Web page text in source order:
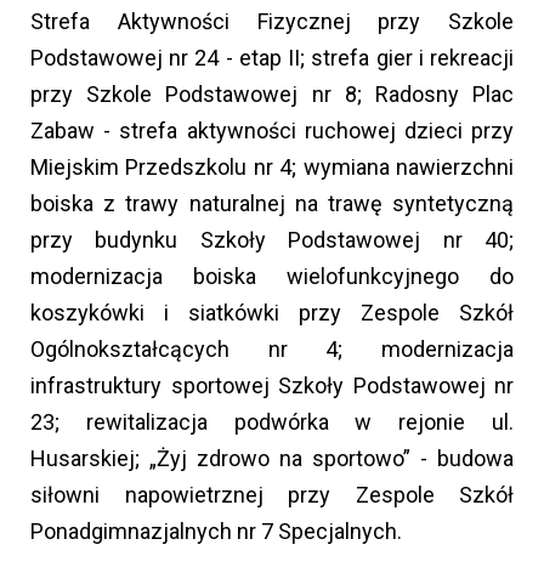
Strefa Aktywności Fizycznej przy Szkole
Podstawowej nr 24 - etap II; strefa gier i rekreacji
przy Szkole Podstawowej nr 8; Radosny Plac
Zabaw - strefa aktywności ruchowej dzieci przy
Miejskim Przedszkolu nr 4; wymiana nawierzchni
boiska z trawy naturalnej na trawę syntetyczną
przy budynku Szkoły Podstawowej nr 40;
modernizacja boiska wielofunkcyjnego do
koszykówki i siatkówki przy Zespole Szkół
Ogólnokształcących nr 4; modernizacja
infrastruktury sportowej Szkoły Podstawowej nr
23; rewitalizacja podwórka w rejonie ul.
Husarskiej; „Żyj zdrowo na sportowo” - budowa
siłowni napowietrznej przy Zespole Szkół
Ponadgimnazjalnych nr 7 Specjalnych.